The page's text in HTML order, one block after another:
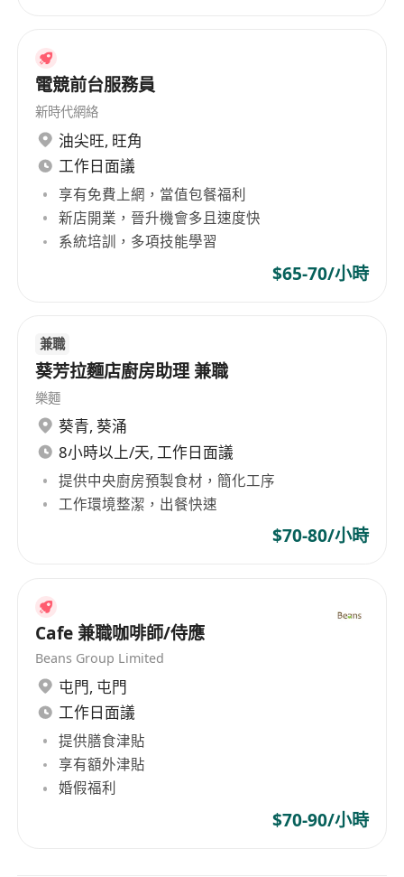
電競前台服務員
新時代網絡
油尖旺, 旺角
工作日面議
享有免費上網，當值包餐福利
新店開業，晉升機會多且速度快
系統培訓，多項技能學習
$65-70/小時
兼職
葵芳拉麵店廚房助理 兼職
樂麵
葵青, 葵涌
8小時以上/天, 工作日面議
提供中央廚房預製食材，簡化工序
工作環境整潔，出餐快速
$70-80/小時
Cafe 兼職咖啡師/侍應
Beans Group Limited
屯門, 屯門
工作日面議
提供膳食津貼
享有額外津貼
婚假福利
$70-90/小時